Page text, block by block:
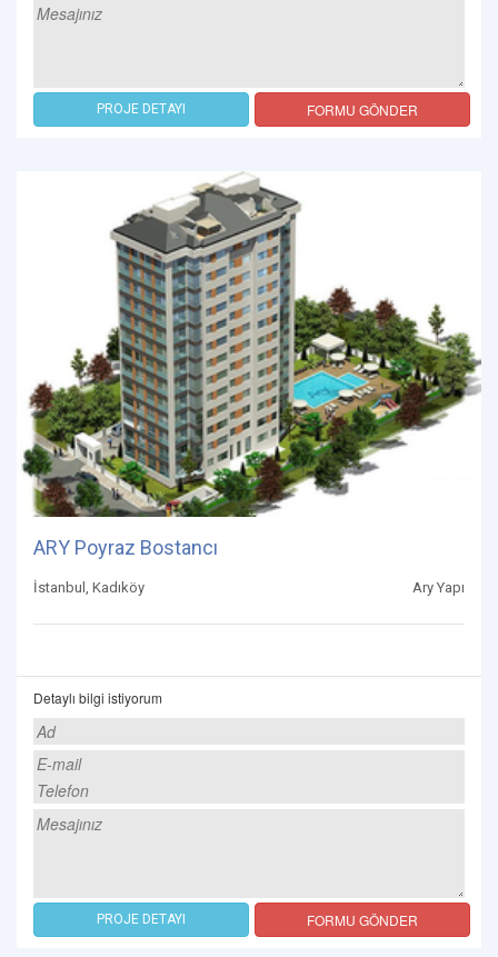
PROJE DETAYI FORMU GÖNDER
ARY Poyraz Bostancı
İstanbul, Kadıköy Ary Yapı
Detaylı bilgi istiyorum
PROJE DETAYI FORMU GÖNDER